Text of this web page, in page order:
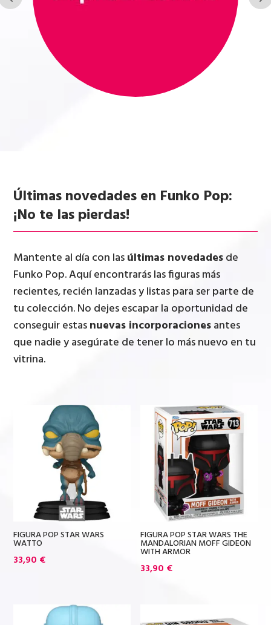
Últimas novedades en Funko Pop:
¡No te las pierdas!
Mantente al día con lasúltimas novedadesde
Funko Pop. Aquí encontrarás las figuras más
recientes, recién lanzadas y listas para ser parte de
tu colección. No dejes escapar la oportunidad de
conseguir estasnuevas incorporacionesantes
que nadie y asegúrate de tener lo más nuevo en tu
vitrina.
FIGURA POP STAR WARS
WATTO
33,90 €
FIGURA POP STAR WARS THE
MANDALORIAN MOFF GIDEON
WITH ARMOR
33,90 €